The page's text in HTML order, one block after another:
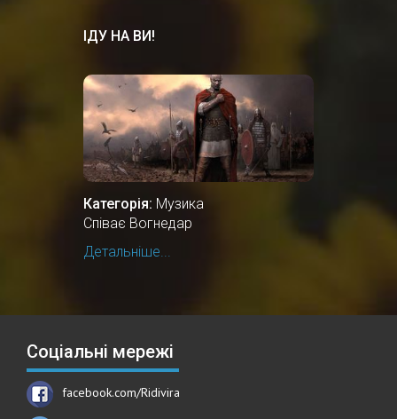
ІДУ НА ВИ!
Категорія: Музика
Співає Вогнедар
Детальніше...
Соціальні мережі
facebook.com/Ridivira